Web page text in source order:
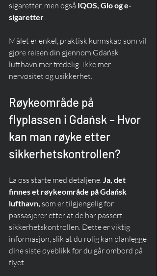
sigaretter, men også IQOS, Glo og e-
sigaretter .
Målet er enkel, praktisk kunnskap som vil
gjøre reisen din gjennom Gdańsk
lufthavn mer fredelig. Ikke mer
nervøsitet og usikkerhet.
Røykeområde på
flyplassen i Gdańsk – Hvor
kan man røyke etter
sikkerhetskontrollen?
La oss starte med detaljene. Ja, det
finnes et røykeområde på Gdańsk
lufthavn, som er tilgjengelig for
passasjerer etter at de har passert
sikkerhetskontrollen. Dette er viktig
informasjon, slik at du rolig kan planlegge
dine siste øyeblikk før du går ombord på
flyet.